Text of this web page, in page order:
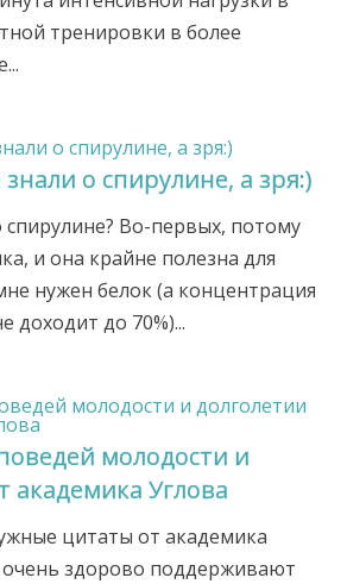
тренировки в более
о спирулине, а зря:)
спирулине? Во-первых, потому
и она крайне полезна для
нужен белок (а концентрация
доходит до 70%)...
молодости и
академика Углова
цитаты от академика
здорово поддерживают